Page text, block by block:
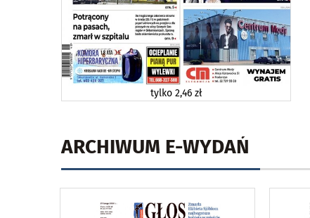
tylko 2,46 zł
ARCHIWUM E-WYDAŃ